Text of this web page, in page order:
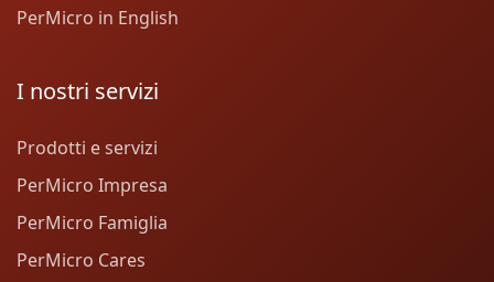
PerMicro in English
I nostri servizi
Prodotti e servizi
PerMicro Impresa
PerMicro Famiglia
PerMicro Cares